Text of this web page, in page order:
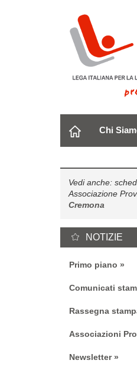
Chi
Vedi anche:
Associazione
Cremona
NOTIZIE
Primo piano
Comunicati
Rassegna
Associazioni
Newsletter